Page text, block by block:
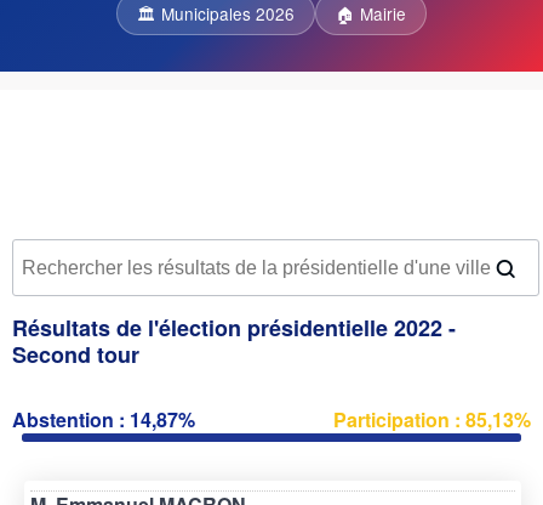
🏛 Municipales 2026
🏠 Mairie
Résultats de l'élection présidentielle 2022 -
Second tour
Abstention : 14,87% Participation : 85,13%